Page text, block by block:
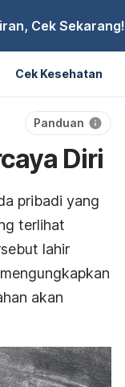
Cek Sekarang!
Cek Kesehatan
Panduan
Diri
pribadi yang
terlihat
lahir
akan